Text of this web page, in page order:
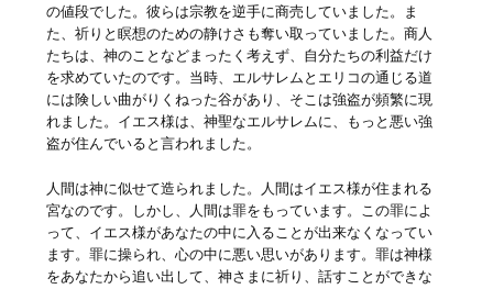
の値段でした。彼らは宗教を逆手に商売していました。ま
た、祈りと瞑想のための静けさも奪い取っていました。商人
たちは、神のことなどまったく考えず、自分たちの利益だけ
を求めていたのです。当時、エルサレムとエリコの通じる道
には険しい曲がりくねった谷があり、そこは強盗が頻繁に現
れました。イエス様は、神聖なエルサレムに、もっと悪い強
盗が住んでいると言われました。
人間は神に似せて造られました。人間はイエス様が住まれる
宮なのです。しかし、人間は罪をもっています。この罪によ
って、イエス様があなたの中に入ることが出来なくなってい
ます。罪に操られ、心の中に悪い思いがあります。罪は神様
をあなたから追い出して、神さまに祈り、話すことができな